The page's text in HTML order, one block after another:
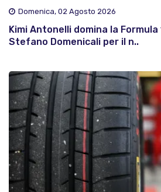
Domenica, 02 Agosto 2026
Kimi Antonelli domina la Formula
Stefano Domenicali per il n..